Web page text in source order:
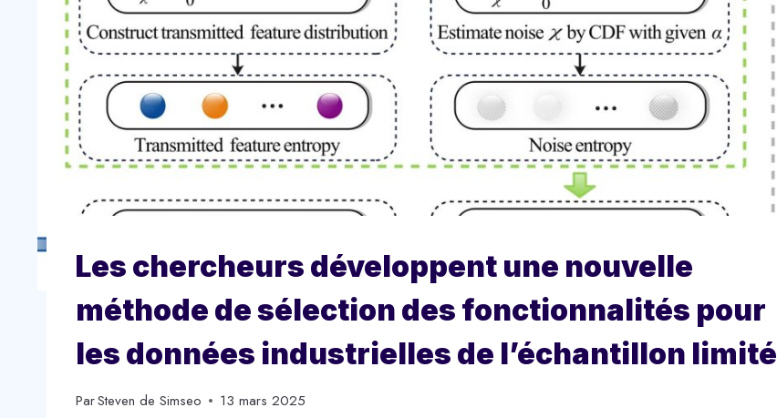
Les chercheurs développent une nouvelle
méthode de sélection des fonctionnalités pour
les données industrielles de l’échantillon limité
ParSteven de Simseo 13 mars 2025